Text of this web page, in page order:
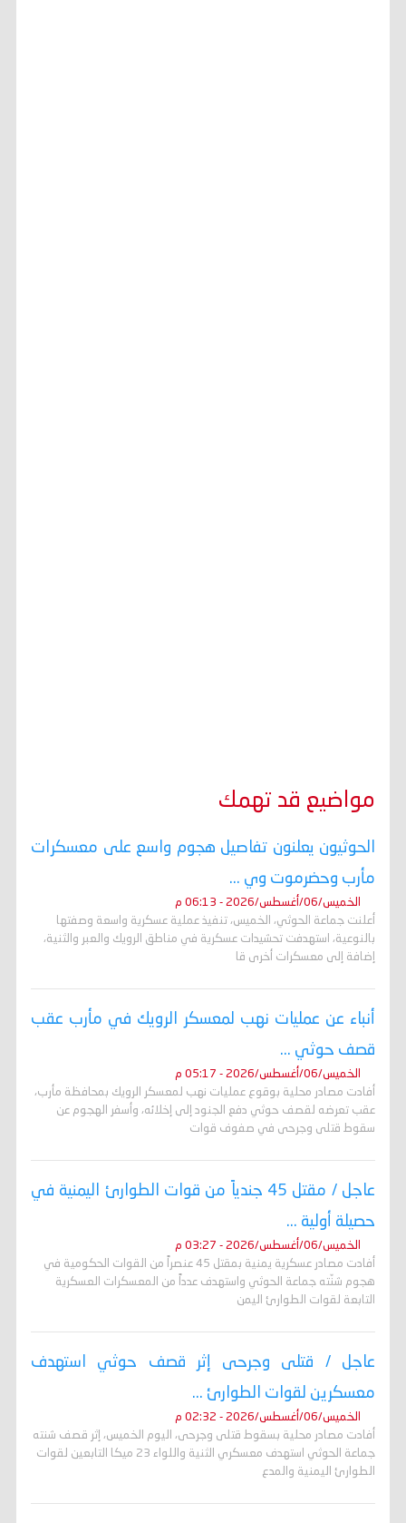
مواضيع قد تهمك
الحوثيون يعلنون تفاصيل هجوم واسع على معسكرات
مأرب وحضرموت وي ...
الخميس/06/أغسطس/2026 - 06:13 م
أعلنت جماعة الحوثي، الخميس، تنفيذ عملية عسكرية واسعة وصفتها
بالنوعية، استهدفت تحشيدات عسكرية في مناطق الرويك والعبر والثنية،
إضافة إلى معسكرات أخرى قا
أنباء عن عمليات نهب لمعسكر الرويك في مأرب عقب
قصف حوثي ...
الخميس/06/أغسطس/2026 - 05:17 م
أفادت مصادر محلية بوقوع عمليات نهب لمعسكر الرويك بمحافظة مأرب،
عقب تعرضه لقصف حوثي دفع الجنود إلى إخلائه، وأسفر الهجوم عن
سقوط قتلى وجرحى في صفوف قوات
عاجل / مقتل 45 جندياً من قوات الطوارئ اليمنية في
حصيلة أولية ...
الخميس/06/أغسطس/2026 - 03:27 م
أفادت مصادر عسكرية يمنية بمقتل 45 عنصراً من القوات الحكومية في
هجوم شنّته جماعة الحوثي واستهدف عدداً من المعسكرات العسكرية
التابعة لقوات الطوارئ اليمن
عاجل / قتلى وجرحى إثر قصف حوثي استهدف
معسكرين لقوات الطوارئ ...
الخميس/06/أغسطس/2026 - 02:32 م
أفادت مصادر محلية بسقوط قتلى وجرحى، اليوم الخميس، إثر قصف شنته
جماعة الحوثي استهدف معسكري الثنية واللواء 23 ميكا التابعين لقوات
الطوارئ اليمنية والمدع